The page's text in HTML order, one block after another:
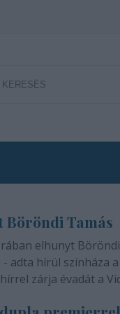
Böröndi Tamás
elhunyt
adta hírül színháza
zárja évadát a